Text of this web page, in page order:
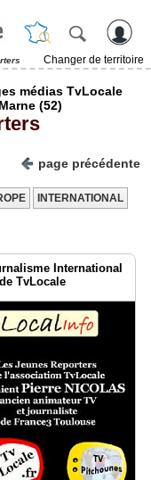
Changer de territoire
médias TvLocale
(52)
page précédente
INTERNATIONAL
International
TvLocale